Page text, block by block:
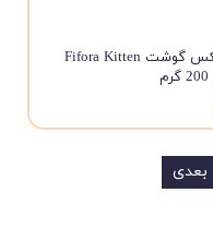
کنسرو غذای بچه گربه فیفورا با طعم میکس گوشت Fifora Kitten
بعدی